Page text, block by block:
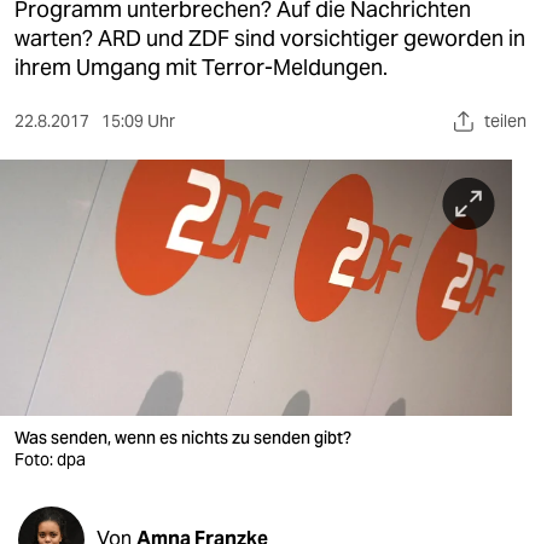
öko
gesellschaft
berlin
nord
wahrheit
verlag
verlag
veranstaltungen
Programm unterbrechen? Auf die Nachrichten
warten? ARD und ZDF sind vorsichtiger geworden in
ihrem Umgang mit Terror-Meldungen.
22.8.2017 15:09 Uhr teilen
Was senden, wenn es nichts zu senden gibt?
Foto: dpa
Von Amna Franzke